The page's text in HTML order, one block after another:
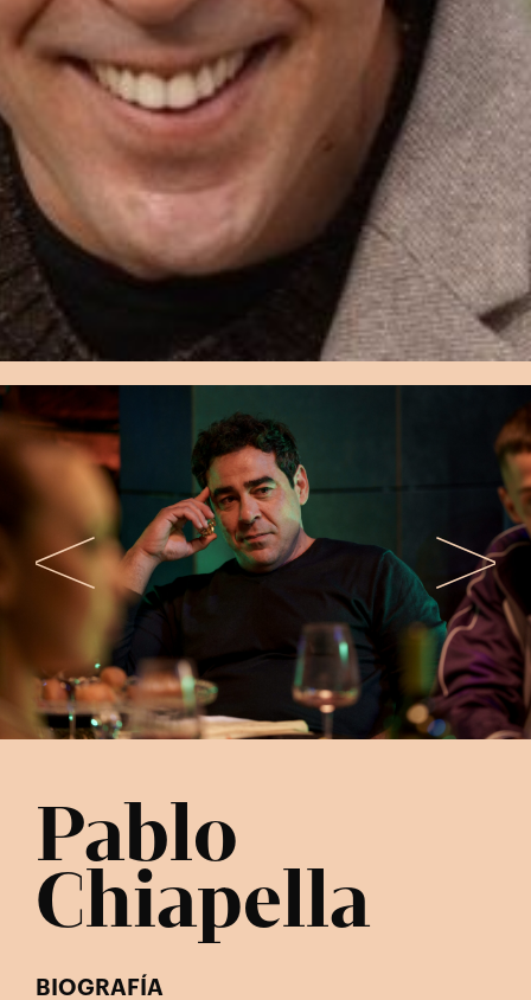
Pablo
Chiapella
BIOGRAFÍA